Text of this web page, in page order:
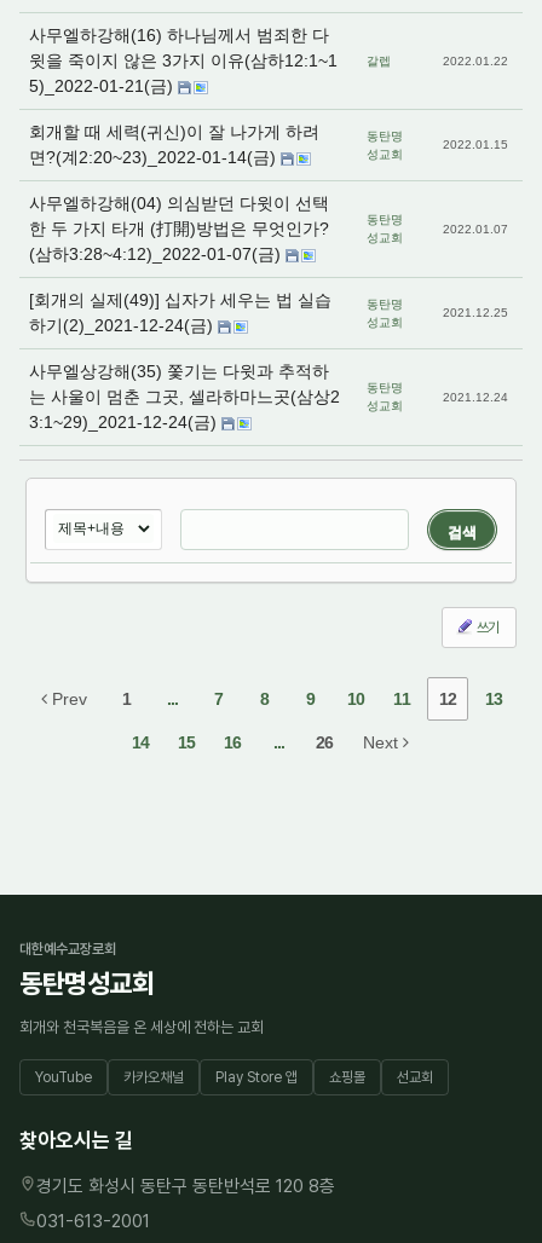
사무엘하강해(16) 하나님께서 범죄한 다
윗을 죽이지 않은 3가지 이유(삼하12:1~1
5)_2022-01-21(금)
갈렙 2022.01.22
회개할 때 세력(귀신)이 잘 나가게 하려
면?(계2:20~23)_2022-01-14(금)
동탄명
성교회
2022.01.15
사무엘하강해(04) 의심받던 다윗이 선택
한 두 가지 타개 (打開)방법은 무엇인가?
(삼하3:28~4:12)_2022-01-07(금)
동탄명
성교회
2022.01.07
[회개의 실제(49)] 십자가 세우는 법 실습
하기(2)_2021-12-24(금)
동탄명
성교회
2021.12.25
사무엘상강해(35) 쫓기는 다윗과 추적하
는 사울이 멈춘 그곳, 셀라하마느곳(삼상2
3:1~29)_2021-12-24(금)
동탄명
성교회
2021.12.24
검색
쓰기
Prev 1 ... 7 8 9 10 11 12 13
14 15 16 ... 26 Next
대한예수교장로회
동탄명성교회
회개와 천국복음을 온 세상에 전하는 교회
YouTube 카카오채널 Play Store 앱 쇼핑몰 선교회
찾아오시는 길
경기도 화성시 동탄구 동탄반석로 120 8층
031-613-2001